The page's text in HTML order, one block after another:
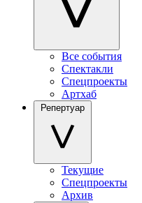
Все события
Спектакли
Спецпроекты
Артхаб
Репертуар
Текущие
Спецпроекты
Архив